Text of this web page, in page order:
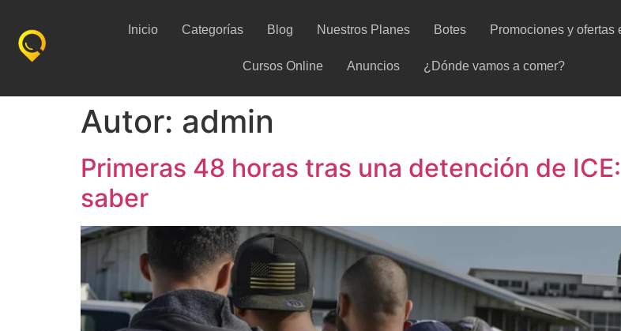
Inicio Categorías Blog Nuestros Planes Botes Promociones y ofertas
Cursos Online Anuncios ¿Dónde vamos a comer?
Autor: admin
Primeras 48 horas tras una detención de
saber